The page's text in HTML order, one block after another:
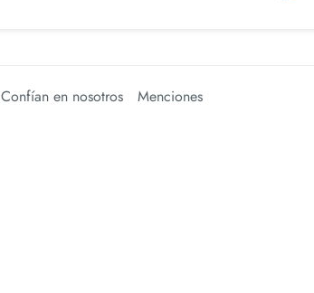
Confían en nosotros Menciones